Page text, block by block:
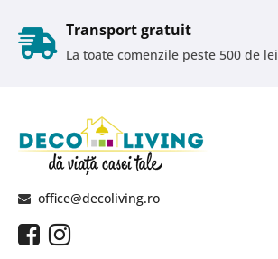
Transport gratuit
La toate comenzile peste 500 de lei
office@decoliving.ro